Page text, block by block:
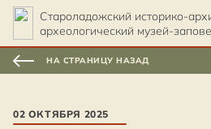
Староладожский историко-
археологический музей-
НА СТРАНИЦУ НАЗАД
02 ОКТЯБРЯ 2025